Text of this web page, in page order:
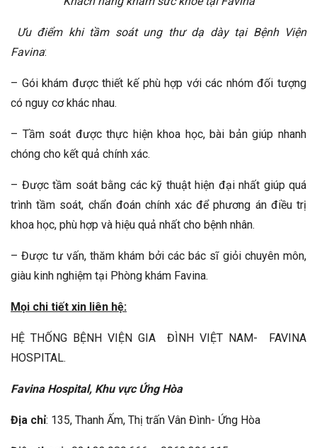
Ưu điểm khi tầm soát ung thư dạ dày tại Bệnh Viện
Favina:
– Gói khám được thiết kế phù hợp với các nhóm đối tượng
có nguy cơ khác nhau.
– Tầm soát được thực hiện khoa học, bài bản giúp nhanh
chóng cho kết quả chính xác.
– Được tầm soát bằng các kỹ thuật hiện đại nhất giúp quá
trình tầm soát, chẩn đoán chính xác để phương án điều trị
khoa học, phù hợp và hiệu quả nhất cho bệnh nhân.
– Được tư vấn, thăm khám bởi các bác sĩ giỏi chuyên môn,
giàu kinh nghiệm tại Phòng khám Favina.
Mọi chi tiết xin liên hệ:
HỆ THỐNG BỆNH VIỆN GIA ĐÌNH VIỆT NAM- FAVINA
HOSPITAL.
Favina Hospital, Khu vực Ứng Hòa
Địa chỉ: 135, Thanh Ấm, Thị trấn Vân Đình- Ứng Hòa